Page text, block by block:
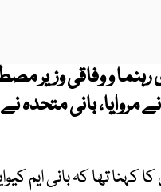
و وفاقی وزیر
نے مروایا، بانی
تھا کہ بانی ایم